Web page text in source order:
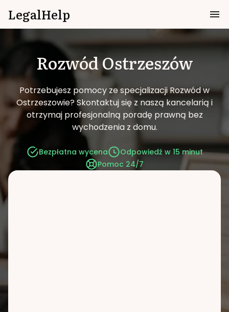
LegalHelp
RozwódOstrzeszów
Potrzebujesz pomocy ze specjalizacji Rozwód w
Ostrzeszowie?Skontaktuj się z naszą kancelarią i
otrzymaj profesjonalną poradę prawną bez
wychodzenia z domu.
Bezpłatna wycena
Odpowiedź w 15 minut
Pomoc 24/7